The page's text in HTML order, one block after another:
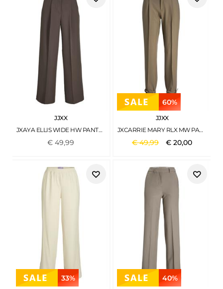
JJXX
JXAYA ELLIS WIDE HW PANTS TLR NOOS BRACKEN
€49,99
60%
JJXX
JXCARRIE MARY RLX MW PANT MOREL
€49,99 €20,00
33% 40%